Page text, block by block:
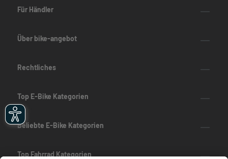
Für Händler
Über bike-angebot
Rechtliches
Top E-Bike Kategorien
Beliebte E-Bike Kategorien
Top Fahrrad Kategorien